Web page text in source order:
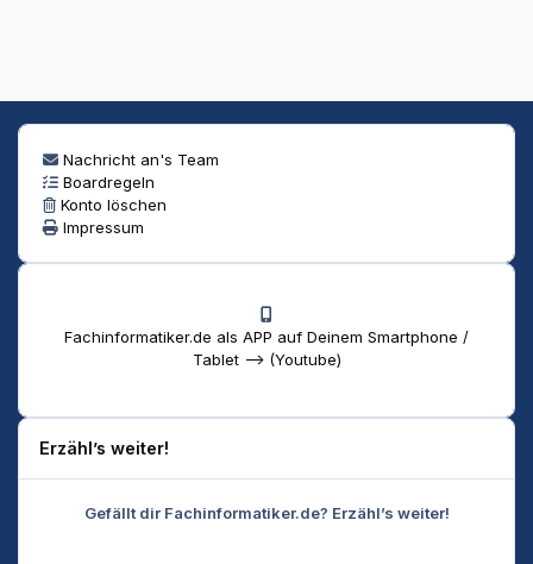
Nachricht an's Team
Boardregeln
Konto löschen
Impressum
Fachinformatiker.de als APP auf Deinem Smartphone /
Tablet --> (Youtube)
Erzähl’s weiter!
Gefällt dir Fachinformatiker.de? Erzähl’s weiter!